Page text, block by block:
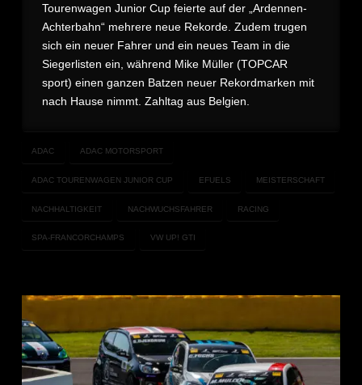
Tourenwagen Junior Cup feierte auf der „Ardennen-
Achterbahn“ mehrere neue Rekorde. Zudem trugen
sich ein neuer Fahrer und ein neues Team in die
Siegerlisten ein, während Mike Müller (TOPCAR
sport) einen ganzen Batzen neuer Rekordmarken mit
nach Hause nimmt. Zahltag aus Belgien.
ADAC ADAC MOTORSPORT
ADAC TOURENWAGEN JUNIOR CUP EFUELS MEISTERSCHAFT
NACHHALTIGKEIT NACHWUCHSFAHRER RACING
SPA-FRANCORCHAMPS VW UP! GTI